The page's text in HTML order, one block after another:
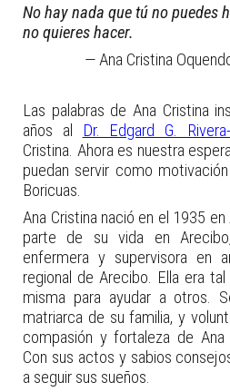
No hay nada que tú no puedes
no quieres hacer.
— Ana Cristina
Las palabras de Ana Cristina
años al
Dr. Edgard G.
Cristina. Ahora es nuestra
puedan servir como
Boricuas.
Ana Cristina nació en el 1935
parte de su vida en
enfermera y supervisora en
regional de Arecibo. Ella era
misma para ayudar a otros.
matriarca de su familia, y
compasión y fortaleza de Ana
Con sus actos y sabios
a seguir sus sueños.